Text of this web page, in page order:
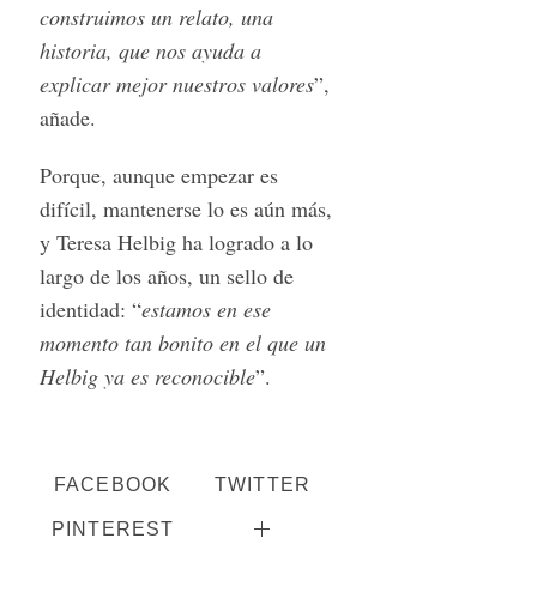
construimos un relato, una
historia, que nos ayuda a
explicar mejor nuestros valores”,
añade.
Porque, aunque empezar es
difícil, mantenerse lo es aún más,
y Teresa Helbig ha logrado a lo
largo de los años, un sello de
identidad: “estamos en ese
momento tan bonito en el que un
Helbig ya es reconocible”.
FACEBOOK TWITTER
PINTEREST